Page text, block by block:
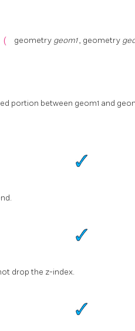
( geometry geom1, geometry
portion between geom1 and
drop the z-index.